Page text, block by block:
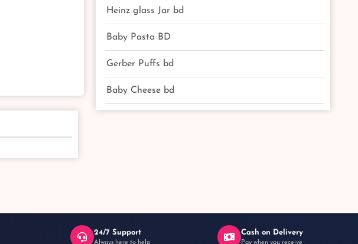
Heinz glass Jar bd
Baby Pasta BD
Gerber Puffs bd
Baby Cheese bd
24/7 Support
Always here to help
Cash on Delivery
Pay when you receive